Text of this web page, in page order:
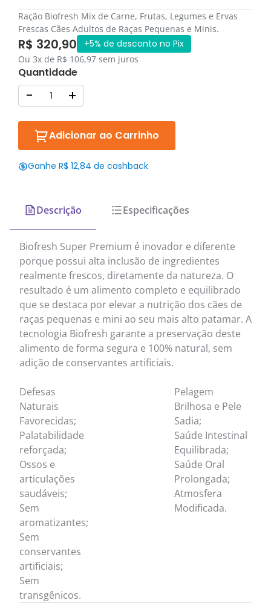
Ração Biofresh Mix de Carne, Frutas, Legumes e Ervas
Frescas Cães Adultos de Raças Pequenas e Minis.
R$ 320,90 +5% de desconto no Pix
Ou 3x de R$ 106,97 sem juros
Quantidade
- +
Adicionar ao Carrinho
Ganhe R$ 12,84 de cashback
Descrição Especificações
Biofresh Super Premium é inovador e diferente
porque possui alta inclusão de ingredientes
realmente frescos, diretamente da natureza. O
resultado é um alimento completo e equilibrado
que se destaca por elevar a nutrição dos cães de
raças pequenas e mini ao seu mais alto patamar. A
tecnologia Biofresh garante a preservação deste
alimento de forma segura e 100% natural, sem
adição de conservantes artificiais.
Defesas
Naturais
Favorecidas;
Palatabilidade
reforçada;
Ossos e
articulações
saudáveis;
Sem
aromatizantes;
Sem
conservantes
artificiais;
Sem
transgênicos.
Pelagem
Brilhosa e Pele
Sadia;
Saúde Intestinal
Equilibrada;
Saúde Oral
Prolongada;
Atmosfera
Modificada.